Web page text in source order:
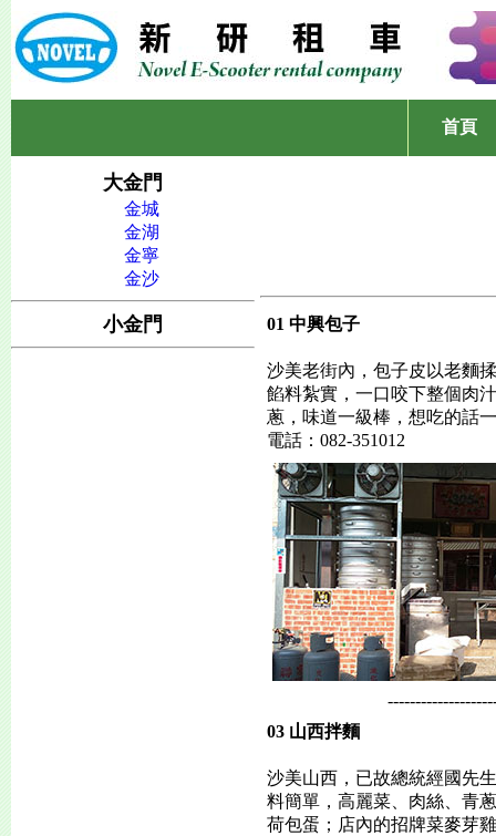
首頁
大金門
金城
金湖
金寧
金沙
小金門 01 中興包子
沙美老街內，包子皮以老麵
餡料紮實，一口咬下整個肉
蔥，味道一級棒，想吃的話
電話：082-351012
03 山西拌麵
沙美山西，已故總統經國先
料簡單，高麗菜、肉絲、青
荷包蛋；店內的招牌菜麥芽